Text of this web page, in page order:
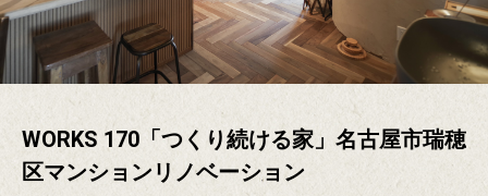
WORKS 170「つくり続ける家」名古屋市瑞穂
区マンションリノベーション